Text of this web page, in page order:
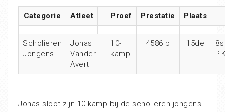
Categorie Atleet Proef Prestatie Plaats
Scholieren
Jongens
Jonas
Vander
Avert
10-
kamp
4586 p 15de
Jonas sloot zijn 10-kamp bij de scholieren-jongens